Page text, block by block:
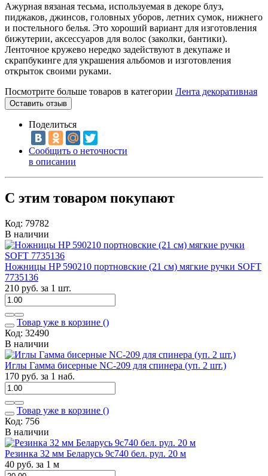
Ажурная вязаная тесьма, используемая в декоре блуз,
пиджаков, джинсов, головных уборов, летних сумок, нижнего
и постельного белья. Это хороший вариант для изготовления
бижутерии, аксессуаров для волос (заколки, бантики).
Ленточное кружево нередко задействуют в декупаже и
скрапбукинге для украшения альбомов и изготовления
открыток своими руками.
Посмотрите больше товаров в категории Лента декоративная
Оставить отзыв
Поделиться
Сообщить о неточности
в описании
С этим товаром покупают
Код: 79782
В наличии
Ножницы HP 590210 портновские (21 см) мягкие ручки SOFT
7735136
210 руб. за 1 шт.
Товар уже в корзине ()
Код: 32490
В наличии
Иглы Гамма бисерные NC-209 для спинера (уп. 2 шт.)
170 руб. за 1 наб.
Товар уже в корзине ()
Код: 756
В наличии
Резинка 32 мм Беларусь 9с740 бел. рул. 20 м
40 руб. за 1 м